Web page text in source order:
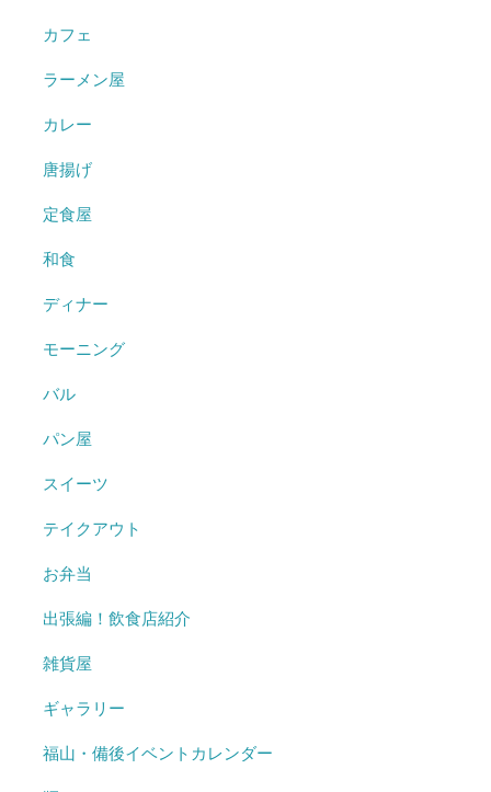
カフェ
ラーメン屋
カレー
唐揚げ
定食屋
和食
ディナー
モーニング
バル
パン屋
スイーツ
テイクアウト
お弁当
出張編！飲食店紹介
雑貨屋
ギャラリー
福山・備後イベントカレンダー